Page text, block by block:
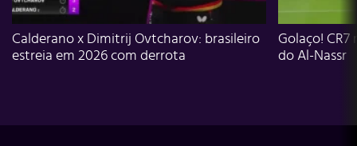
Calderano x Dimitrij Ovtcharov: brasileiro
estreia em 2026 com derrota
Golaço!
do Al-Nassr